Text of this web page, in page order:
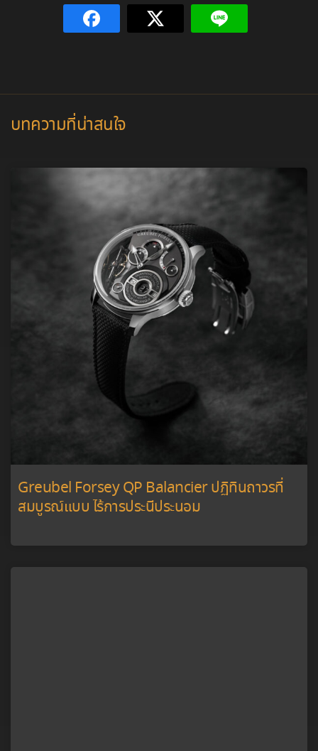
บทความที่น่าสนใจ
Greubel Forsey QP Balancier ปฏิทินถาวรที่
สมบูรณ์แบบ ไร้การประนีประนอม